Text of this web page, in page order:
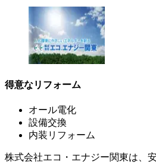
得意なリフォーム
オール電化
設備交換
内装リフォーム
株式会社エコ・エナジー関東は、